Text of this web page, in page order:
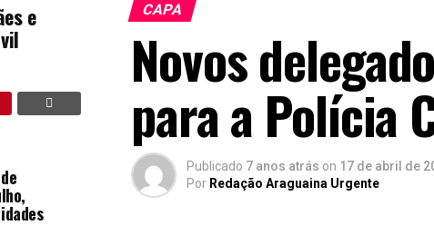
e CAPA
Novos
para a Polícia
Publicado 7 anos atrás on 17 de abril de
Por Redação Araguaina Urgente